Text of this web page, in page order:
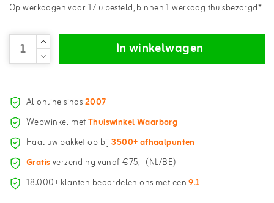
Op werkdagen voor 17 u besteld, binnen 1 werkdag thuisbezorgd*
In winkelwagen
Al online sinds2007
Webwinkel metThuiswinkel Waarborg
Haal uw pakket op bij3500+ afhaalpunten
Gratisverzending vanaf €75,- (NL/BE)
18.000+ klanten beoordelen ons met een9.1